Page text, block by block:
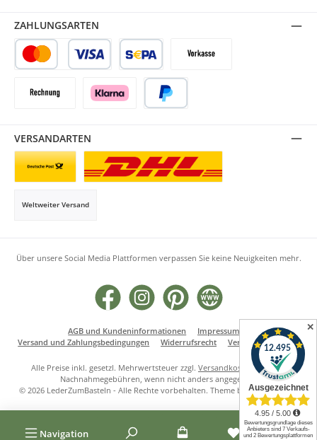
Navigation
VERSANDARTEN
Weltweiter Versand
ZAHLUNGSARTEN
SEPA LastschriftVorkasse
Über unsere Social Media Plattformen verpassen Sie keine Neuigkeiten mehr.
Facebook Instagram Pinterest Website
AGB und Kundeninformationen
Impressum
Versand und Zahlungsbedingungen
Widerrufsrecht Vertrag widerrufen
Alle Preise inkl. gesetzl. Mehrwertsteuer zzgl. Versandkostenund ggf.
Nachnahmegebühren, wenn nicht anders angegeben.
© 2026 LederZumBasteln - Alle Rechte vorbehalten. Theme by ThemeWare®
✕